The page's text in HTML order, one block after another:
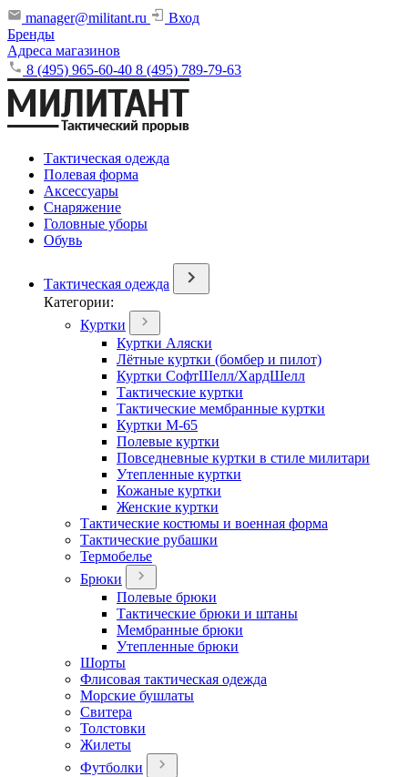
manager@militant.ru
Вход
Бренды
Адреса магазинов
8 (495) 965-60-40 8 (495) 789-79-63
Тактическая одежда
Полевая форма
Аксессуары
Снаряжение
Головные уборы
Обувь
Тактическая одежда
Категории:
Куртки
Куртки Аляски
Лётные куртки (бомбер и пилот)
Куртки СофтШелл/ХардШелл
Тактические куртки
Тактические мембранные куртки
Куртки М-65
Полевые куртки
Повседневные куртки в стиле милитари
Утепленные куртки
Кожаные куртки
Женские куртки
Тактические костюмы и военная форма
Тактические рубашки
Термобелье
Брюки
Полевые брюки
Тактические брюки и штаны
Мембранные брюки
Утепленные брюки
Шорты
Флисовая тактическая одежда
Морские бушлаты
Свитера
Толстовки
Жилеты
Футболки